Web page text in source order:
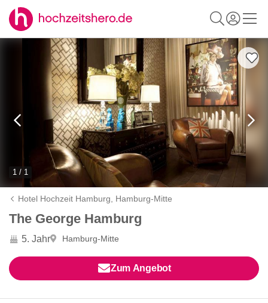
1 / 1
Hotel Hochzeit Hamburg, Hamburg-Mitte
The George Hamburg
5. Jahr Hamburg-Mitte
Zum Angebot